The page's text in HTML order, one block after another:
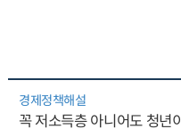
경제정책해설
꼭 저소득층 아니어도 청년